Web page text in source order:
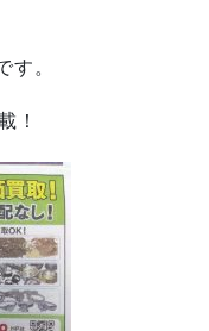
す。
！